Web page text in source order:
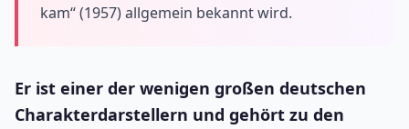
kam“ (1957) allgemein bekannt wird.
Er ist einer der wenigen großen deutschen
Charakterdarstellern und gehört zu den